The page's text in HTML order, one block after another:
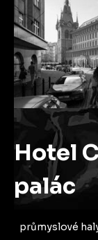
Hotel
palác
průmyslové